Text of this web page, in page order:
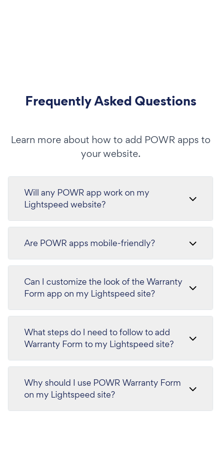
Frequently Asked Questions
Learn more about how to add POWR apps to
your website.
Will any POWR app work on my
Lightspeed website?
Are POWR apps mobile-friendly?
Can I customize the look of the Warranty
Form app on my Lightspeed site?
What steps do I need to follow to add
Warranty Form to my Lightspeed site?
Why should I use POWR Warranty Form
on my Lightspeed site?